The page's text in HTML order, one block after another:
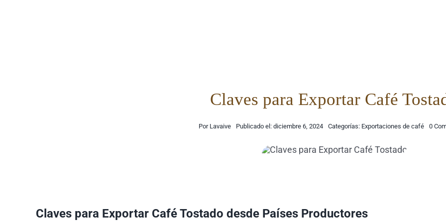
Claves para Exportar Café
Por Lavaive Publicado el: diciembre 6, 2024 Categorías: Exportaciones de café 0
Claves para Exportar Café Tostado desde Países Productores